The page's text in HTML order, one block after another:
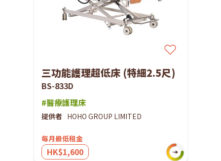
三功能護理超低床 (特細2.5尺)
BS-833D
#醫療護理床
提供者 HOHO GROUP LIMITED
每月最低租金
HK$1,600